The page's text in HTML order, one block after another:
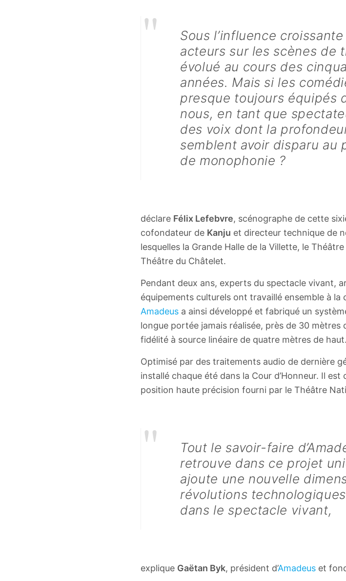
"
Sous l’influence
acteurs sur les scènes de
évolué au cours des
années. Mais si les
presque toujours équipés
nous, en tant que
des voix dont la
semblent avoir disparu au
de monophonie ?
déclare Félix Lefebvre, scénographe de cette
cofondateur de Kanju et directeur technique de
lesquelles la Grande Halle de la Villette, le
Théâtre du Châtelet.
Pendant deux ans, experts du spectacle vivant,
équipements culturels ont travaillé ensemble à
Amadeus a ainsi développé et fabriqué un
longue portée jamais réalisée, près de 30 mètres
fidélité à source linéaire de quatre mètres de haut.
Optimisé par des traitements audio de dernière
installé chaque été dans la Cour d’Honneur. Il
position haute précision fourni par le Théâtre
"
Tout le savoir-faire
retrouve dans ce projet
ajoute une nouvelle
révolutions
dans le spectacle vivant,
explique Gaëtan Byk, président d’Amadeus et